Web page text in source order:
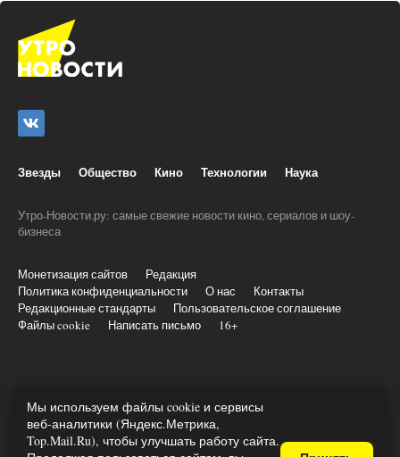
Звезды Общество Кино Технологии Наука
Утро-Новости.ру: самые свежие новости кино, сериалов и шоу-
бизнеса
Монетизация сайтов
Редакция
Политика конфиденциальности
О нас
Контакты
Редакционные стандарты
Пользовательское соглашение
Файлы cookie
Написать письмо 16+
© 2020-2026 Все права и материалы принадлежат «Утро-
новости.ру»
При копировании информации ставить активную ссылку на utro-
novosti.ru
Мы используем файлы cookie и сервисы
веб-аналитики (Яндекс.Метрика,
Top.Mail.Ru), чтобы улучшать работу сайта.